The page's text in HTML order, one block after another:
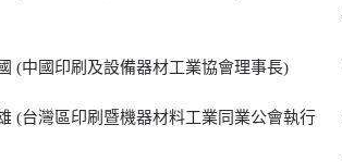
(中國印刷及設備器材工業協會理事長)
(台灣區印刷暨機器材料工業同業公會執行